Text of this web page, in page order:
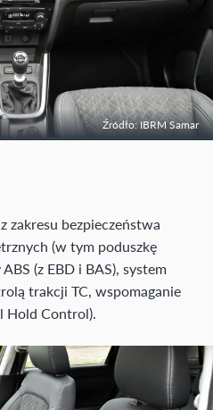
Źródło: IBRM Samar
zakresu bezpieczeństwa
(w tym poduszkę
(z EBD i BAS), system
trakcji TC, wspomaganie
Hold Control).